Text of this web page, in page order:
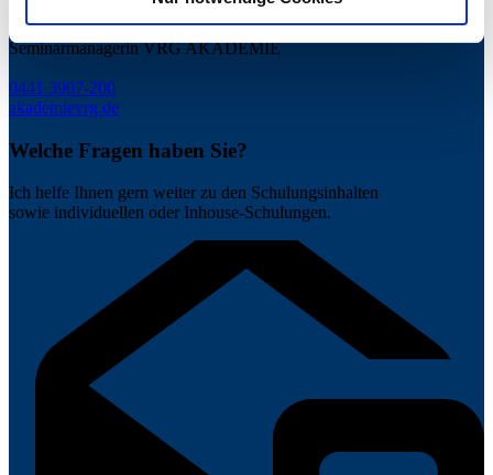
Susanne Bremer
Seminarmanagerin VRG AKADEMIE
0441 3907-200
akademievrg.de
Welche Fragen haben Sie?
Ich helfe Ihnen gern weiter zu den Schulungsinhalten
sowie individuellen oder Inhouse-Schulungen.